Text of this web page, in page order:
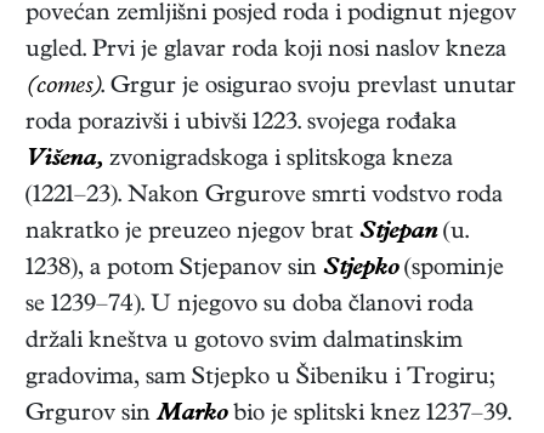
povećan zemljišni posjed roda i podignut njegov
ugled. Prvi je glavar roda koji nosi naslov kneza
(comes). Grgur je osigurao svoju prevlast unutar
roda porazivši i ubivši 1223. svojega rođaka
Višena, zvonigradskoga i splitskoga kneza
(1221–23). Nakon Grgurove smrti vodstvo roda
nakratko je preuzeo njegov brat Stjepan(u.
1238), a potom Stjepanov sin Stjepko(spominje
se 1239–74). U njegovo su doba članovi roda
držali kneštva u gotovo svim dalmatinskim
gradovima, sam Stjepko u Šibeniku i Trogiru;
Grgurov sinMarkobio je splitski knez 1237–39.